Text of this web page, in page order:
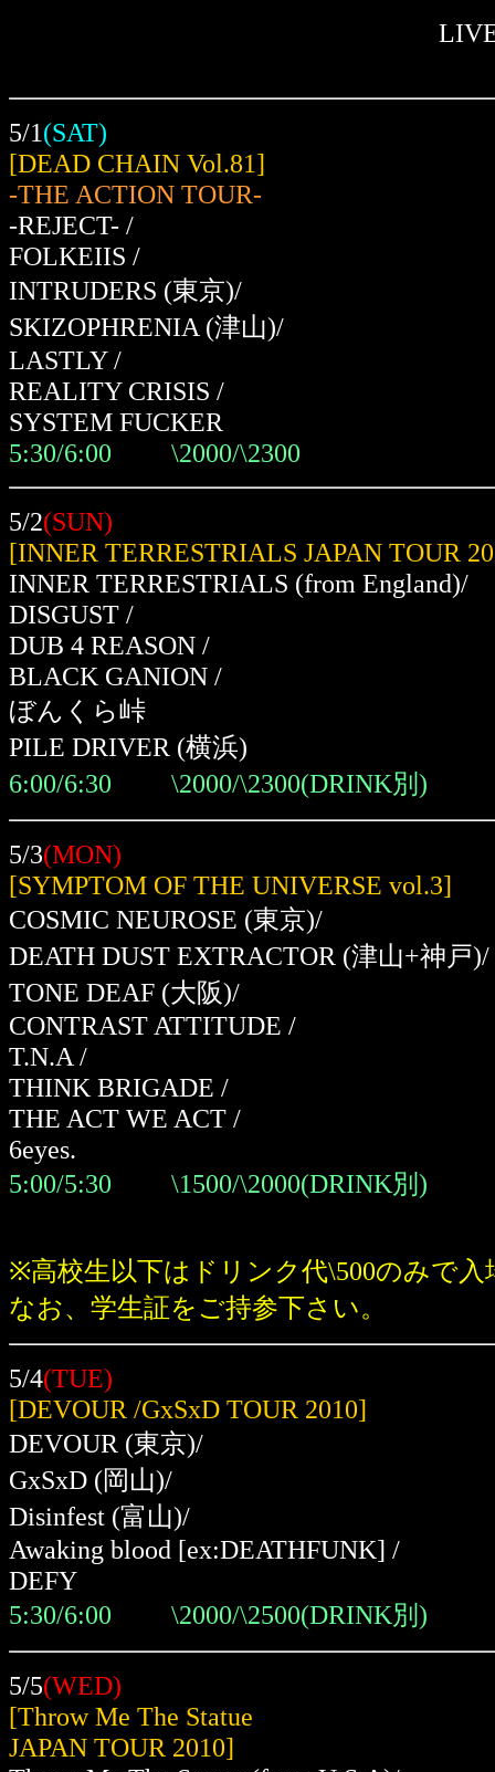
5/1(SAT)
[DEAD CHAIN Vol.81]
-THE ACTION TOUR-
-REJECT- /
FOLKEIIS /
INTRUDERS (東京)/
SKIZOPHRENIA (津山)/
LASTLY /
REALITY CRISIS /
SYSTEM FUCKER
5:30/6:00 \2000/\2300
5/2(SUN)
[INNER TERRESTRIALS JAPAN TOUR
INNER TERRESTRIALS (from England)/
DISGUST /
DUB 4 REASON /
BLACK GANION /
ぼんくら峠
PILE DRIVER (横浜)
6:00/6:30 \2000/\2300(DRINK別)
5/3(MON)
[SYMPTOM OF THE UNIVERSE vol.3]
COSMIC NEUROSE (東京)/
DEATH DUST EXTRACTOR (津山+神戸)/
TONE DEAF (大阪)/
CONTRAST ATTITUDE /
T.N.A /
THINK BRIGADE /
THE ACT WE ACT /
6eyes.
5:00/5:30 \1500/\2000(DRINK別)
※高校生以下はドリンク代\500のみで入
なお、学生証をご持参下さい。
5/4(TUE)
[DEVOUR /GxSxD TOUR 2010]
DEVOUR (東京)/
GxSxD (岡山)/
Disinfest (富山)/
Awaking blood [ex:DEATHFUNK] /
DEFY
5:30/6:00 \2000/\2500(DRINK別)
5/5(WED)
[Throw Me The Statue
JAPAN TOUR 2010]